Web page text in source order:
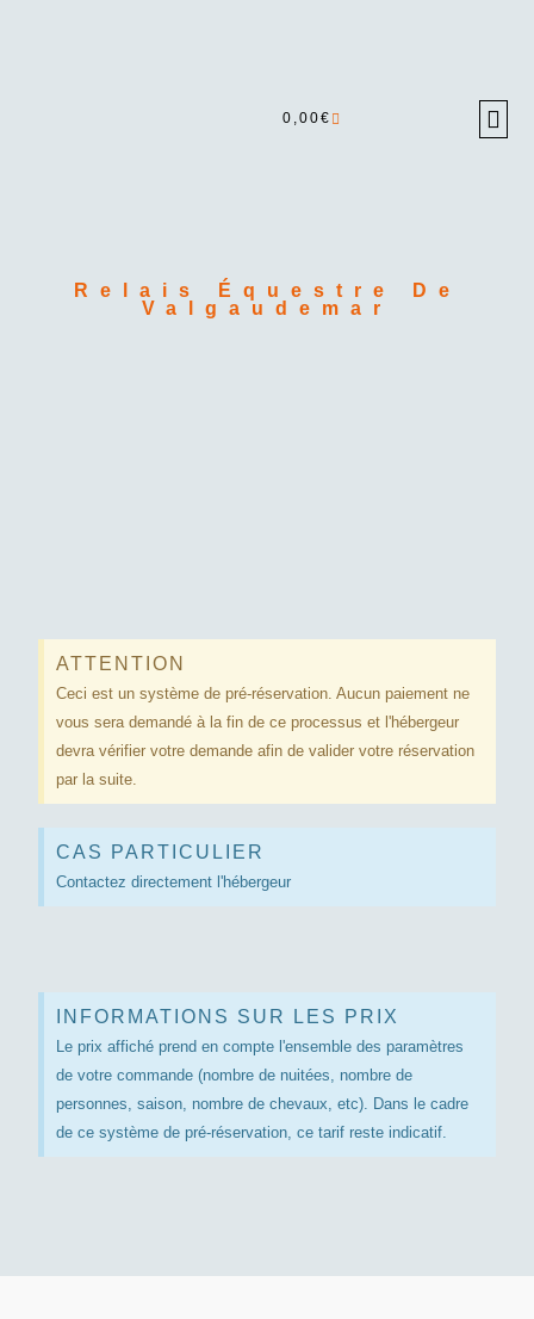
0,00€
Relais Équestre De
Valgaudemar
ATTENTION
Ceci est un système de pré-réservation. Aucun paiement ne
vous sera demandé à la fin de ce processus et l'hébergeur
devra vérifier votre demande afin de valider votre réservation
par la suite.
CAS PARTICULIER
Contactez directement l'hébergeur
INFORMATIONS SUR LES PRIX
Le prix affiché prend en compte l'ensemble des paramètres
de votre commande (nombre de nuitées, nombre de
personnes, saison, nombre de chevaux, etc). Dans le cadre
de ce système de pré-réservation, ce tarif reste indicatif.